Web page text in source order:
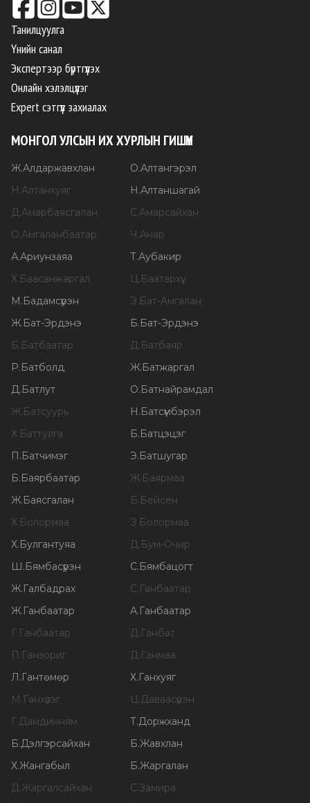
Танилцуулга
Үнийн санал
Экспертээр бүртгүүлэх
Онлайн хэлэлцүүлэг
Expert сэтгүүл захиалах
МОНГОЛ УЛСЫН ИХ ХУРЛЫН ГИШҮҮН
Ж.Алдаржавхлан О.Алтангэрэл
Н.Алтанхуяг Н.Алтаншагай
Д.Амарбаясгалан С.Амарсайхан
О.Амгаланбаатар Ч.Анар
А.Ариунзаяа Т.Аубакир
Х.Баасанжаргал Ц.Баатархүү
М.Бадамсүрэн Э.Бат-Амгалан
Ж.Бат-Эрдэнэ Б.Бат-Эрдэнэ
Б.Батбаатар Д.Батбаяр
Р.Батболд Ж.Батжаргал
Д.Батлут О.Батнайрамдал
Ж.Батсуурь Н.Батсүмбэрэл
Х.Баттулга Б.Батцэцэг
П.Батчимэг Э.Батшугар
Б.Баярбаатар Ж.Баярмаа
Ж.Баясгалан Б.Бейсен
Х.Болормаа Э.Болормаа
Х.Булгантуяа Д.Бум-Очир
Ш.Бямбасүрэн С.Бямбацогт
Ж.Галбадрах С.Ганбаатар
Ж.Ганбаатар А.Ганбаатар
Г.Ганбаатар Д.Ганбат
П.Ганзориг Д.Ганмаа
Л.Гантөмөр Х.Ганхуяг
М.Ганхүлэг Ц.Даваасүрэн
Г.Дамдинням Т.Доржханд
Б.Дэлгэрсайхан Б.Жавхлан
Х.Жангабыл Б.Жаргалан
Д.Жаргалсайхан С.Замира